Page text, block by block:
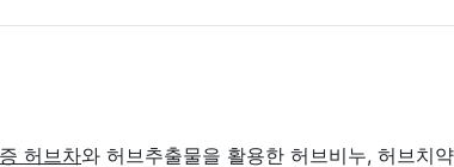
허브차와 허브추출물을 활용한 허브비누, 허브치